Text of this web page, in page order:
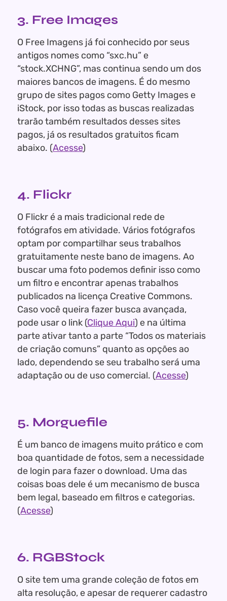
3. Free Images
O Free Imagens já foi conhecido por seus
antigos nomes como “sxc.hu” e
“stock.XCHNG”, mas continua sendo um dos
maiores bancos de imagens. É do mesmo
grupo de sites pagos como Getty Images e
iStock, por isso todas as buscas realizadas
trarão também resultados desses sites
pagos, já os resultados gratuitos ficam
abaixo. (Acesse)
4. Flickr
O Flickr é a mais tradicional rede de
fotógrafos em atividade. Vários fotógrafos
optam por compartilhar seus trabalhos
gratuitamente neste bano de imagens. Ao
buscar uma foto podemos definir isso como
um filtro e encontrar apenas trabalhos
publicados na licença Creative Commons.
Caso você queira fazer busca avançada,
pode usar o link (Clique Aqui) e na última
parte ativar tanto a parte “Todos os materiais
de criação comuns” quanto as opções ao
lado, dependendo se seu trabalho será uma
adaptação ou de uso comercial. (Acesse)
5. Morguefile
É um banco de imagens muito prático e com
boa quantidade de fotos, sem a necessidade
de login para fazer o download. Uma das
coisas boas dele é um mecanismo de busca
bem legal, baseado em filtros e categorias.
(Acesse)
6. RGBStock
O site tem uma grande coleção de fotos em
alta resolução, e apesar de requerer cadastro